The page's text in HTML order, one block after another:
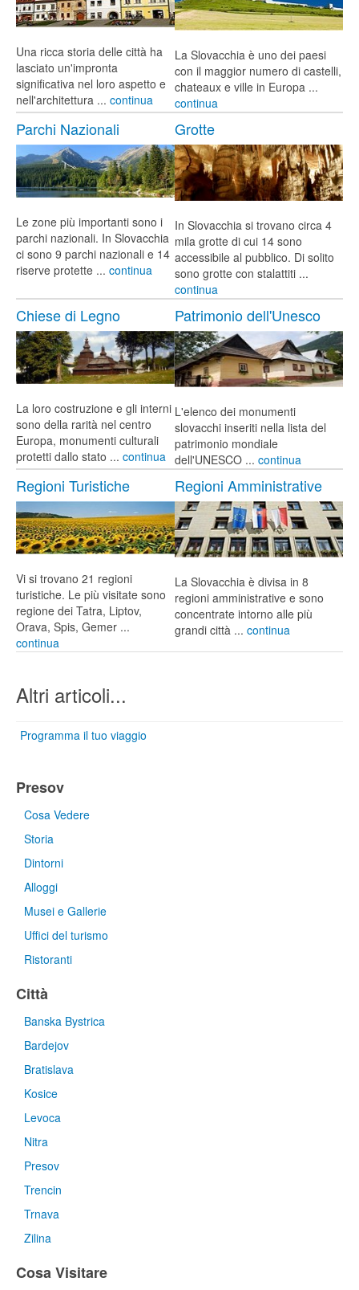
Una ricca storia delle città ha
lasciato un'impronta
significativa nel loro aspetto e
nell'architettura ... continua
La Slovacchia è uno dei paesi
con il maggior numero di castelli,
chateaux e ville in Europa ...
continua
Parchi Nazionali
Le zone più importanti sono i
parchi nazionali. In Slovacchia
ci sono 9 parchi nazionali e 14
riserve protette ... continua
Grotte
In Slovacchia si trovano circa 4
mila grotte di cui 14 sono
accessibile al pubblico. Di solito
sono grotte con stalattiti ...
continua
Chiese di Legno
La loro costruzione e gli interni
sono della rarità nel centro
Europa, monumenti culturali
protetti dallo stato ... continua
Patrimonio dell'Unesco
L'elenco dei monumenti
slovacchi inseriti nella lista del
patrimonio mondiale
dell'UNESCO ... continua
Regioni Turistiche
Vi si trovano 21 regioni
turistiche. Le più visitate sono
regione dei Tatra, Liptov,
Orava, Spis, Gemer ...
continua
Regioni Amministrative
La Slovacchia è divisa in 8
regioni amministrative e sono
concentrate intorno alle più
grandi città ... continua
Altri articoli...
Programma il tuo viaggio
Presov
Cosa Vedere
Storia
Dintorni
Alloggi
Musei e Gallerie
Uffici del turismo
Ristoranti
Città
Banska Bystrica
Bardejov
Bratislava
Kosice
Levoca
Nitra
Presov
Trencin
Trnava
Zilina
Cosa Visitare